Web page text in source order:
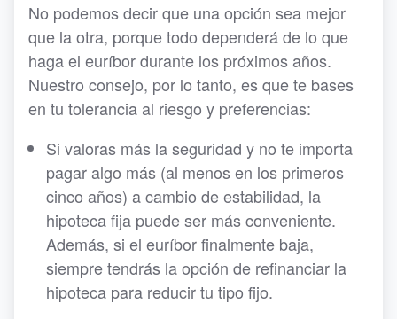
No podemos decir que una opción sea mejor
que la otra, porque todo dependerá de lo que
haga el euríbor durante los próximos años.
Nuestro consejo, por lo tanto, es que te bases
en tu tolerancia al riesgo y preferencias:
Si valoras más la seguridad y no te importa
pagar algo más (al menos en los primeros
cinco años) a cambio de estabilidad, la
hipoteca fija puede ser más conveniente.
Además, si el euríbor finalmente baja,
siempre tendrás la opción de refinanciar la
hipoteca para reducir tu tipo fijo.